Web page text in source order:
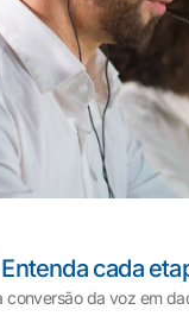
cada
da voz em